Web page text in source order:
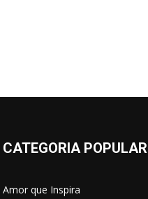
CATEGORIA POPULAR
Amor que Inspira